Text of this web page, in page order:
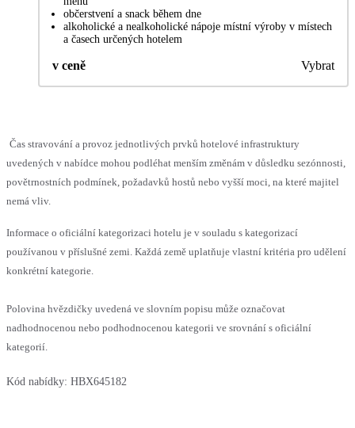
občerstvení a snack během dne
alkoholické a nealkoholické nápoje místní výroby v místech
a časech určených hotelem
v ceně Vybrat
Čas stravování a provoz jednotlivých prvků hotelové infrastruktury
uvedených v nabídce mohou podléhat menším změnám v důsledku sezónnosti,
povětrnostních podmínek, požadavků hostů nebo vyšší moci, na které majitel
nemá vliv.
Informace o oficiální kategorizaci hotelu je v souladu s kategorizací
používanou v příslušné zemi. Každá země uplatňuje vlastní kritéria pro udělení
konkrétní kategorie.
Polovina hvězdičky uvedená ve slovním popisu může označovat
nadhodnocenou nebo podhodnocenou kategorii ve srovnání s oficiální
kategorií.
Kód nabídky: HBX645182